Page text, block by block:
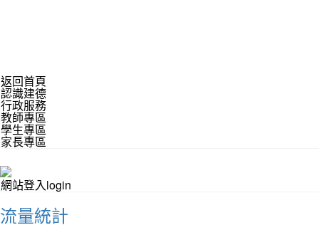
返回首頁
認識建德
行政服務
教師專區
學生專區
家長專區
網站登入login
流量統計